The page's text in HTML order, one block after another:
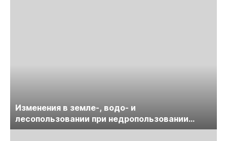
Изменения в земле-, водо- и
лесопользовании при недропользовании
обсудят на семинаре «ПравоТЭК»